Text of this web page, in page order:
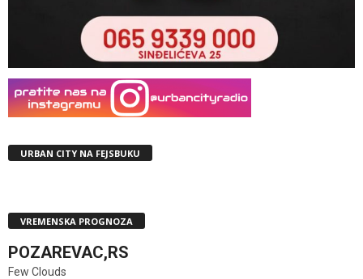
URBAN CITY NA FEJSBUKU
VREMENSKA PROGNOZA
POZAREVAC,RS
Few Clouds